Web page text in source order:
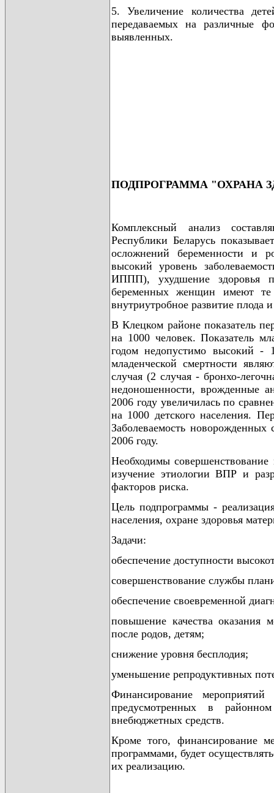
5. Увеличение количества
передаваемых на различные
выявленных.
ПОДПРОГРАММА "ОХРАНА
Комплексный анализ
Республики Беларусь
осложнений беременности и
высокий уровень
ИППП), ухудшение здоровья
беременных женщин имеют те
внутриутробное развитие плода
В Клецком районе показатель
на 1000 человек. Показатель
годом недопустимо высокий -
младенческой смертности
случая (2 случая - бронхо-
недоношенности, врожденные
2006 году увеличилась по
на 1000 детского населения.
Заболеваемость
2006 году.
Необходимы совершенствование
изучение этиологии ВПР и
факторов риска.
Цель подпрограммы -
населения, охране здоровья
Задачи:
обеспечение доступности
совершенствование службы
обеспечение своевременной
повышение качества
после родов, детям;
снижение уровня бесплодия;
уменьшение репродуктивных
Финансирование
предусмотренных в
внебюджетных средств.
Кроме того, финансирование
программами, будет
их реализацию.